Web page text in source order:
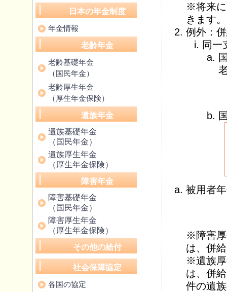
※将来に
きます。
例外：
同一
被用者
※障害厚
は、併
※遺族厚
は、併
件の遺
日本の年金制度
年金情報
老齢年金
老齢基礎年金
（国民年金）
老齢厚生年金
（厚生年金保険）
遺族年金
遺族基礎年金
（国民年金）
遺族厚生年金
（厚生年金保険）
障害年金
障害基礎年金
（国民年金）
障害厚生年金
（厚生年金保険）
その他の給付
社会保障協定
各国の協定